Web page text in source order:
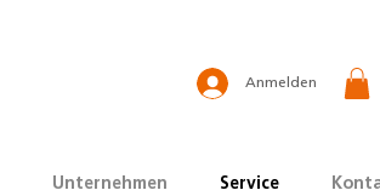
Anmelden
Unternehmen Service